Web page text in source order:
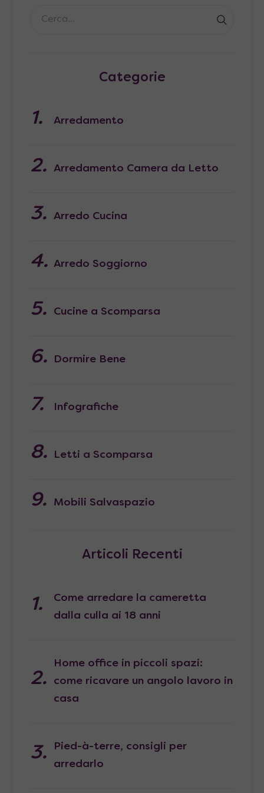
Categorie
Arredamento
Arredamento Camera da Letto
Arredo Cucina
Arredo Soggiorno
Cucine a Scomparsa
Dormire Bene
Infografiche
Letti a Scomparsa
Mobili Salvaspazio
Articoli Recenti
Come arredare la cameretta
dalla culla ai 18 anni
Home office in piccoli spazi:
come ricavare un angolo lavoro in
casa
Pied-à-terre, consigli per
arredarlo